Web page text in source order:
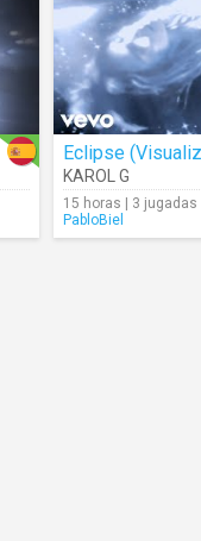
Eclipse
KAROL G
15 horas | 3 jugadas
PabloBiel